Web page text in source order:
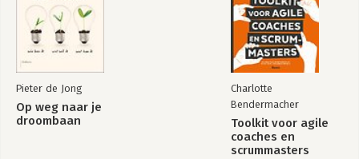
Pieter de Jong
Op weg naar je
droombaan
Charlotte
Bendermacher
Toolkit voor agile
coaches en
scrummasters